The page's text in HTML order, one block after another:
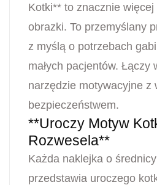
Kotki** to znacznie
obrazki. To przemyślany
z myślą o potrzebach
małych pacjentów. Łączy
narzędzie motywacyjne z
bezpieczeństwem.
**Uroczy Motyw
Rozwesela**
Każda naklejka o
przedstawia uroczego